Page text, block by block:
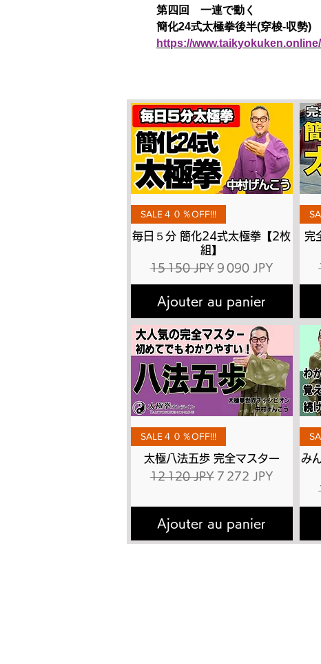
第四回 一連で動く
簡化24式太極拳後半(穿梭-収勢)
https://
Aperçu rapide
SALE４０％OFF!!!
毎日５分 簡化24式太極拳【2枚
組】
Prix original
15 150 JPY Prix promotionnel
9 090 JPY
Ajouter au panier
完
Aperçu rapide
SALE４０％OFF!!!
太極八法五歩 完全マスター
Prix original
12 120 JPY Prix promotionnel
7 272 JPY
Ajouter au panier
み